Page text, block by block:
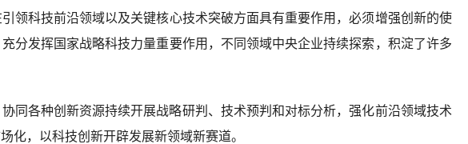
领科技前沿领域以及关键核心技术突破方面具有重要作用，必须增强创新的使
分发挥国家战略科技力量重要作用，不同领域中央企业持续探索，积淀了许多
同各种创新资源持续开展战略研判、技术预判和对标分析，强化前沿领域技术
化，以科技创新开辟发展新领域新赛道。